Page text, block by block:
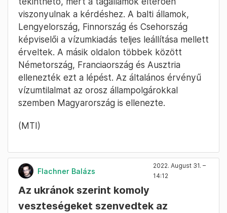
viszonyulnak a kérdéshez. A balti államok,
Lengyelország, Finnország és Csehország
képviselői a vízumkiadás teljes leállítása mellett
érveltek. A másik oldalon többek között
Németország, Franciaország és Ausztria
ellenezték ezt a lépést. Az általános érvényű
vízumtilalmat az orosz állampolgárokkal
szemben Magyarország is ellenezte.
(MTI)
Flachner Balázs
2022. August 31. –
14:12
Az ukránok szerint komoly
veszteségeket szenvedtek az